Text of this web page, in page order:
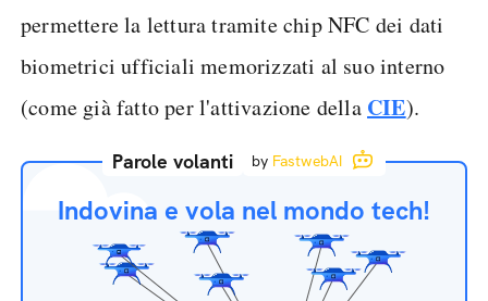
permettere la lettura tramite chip NFC dei dati
biometrici ufficiali memorizzati al suo interno
(come già fatto per l'attivazione della CIE).
Parole volanti by FastwebAI
Indovina e vola nel mondo tech!